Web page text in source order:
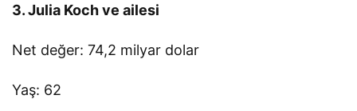
3. Julia Koch ve ailesi
Net değer: 74,2 milyar dolar
Yaş: 62